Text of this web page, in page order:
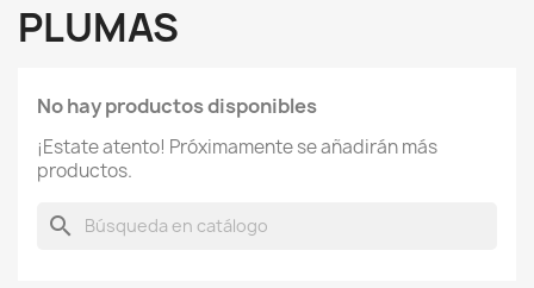
PLUMAS
No hay productos disponibles
¡Estate atento! Próximamente se añadirán más
productos.
search